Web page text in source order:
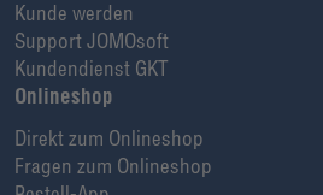
Kunde werden
Support JOMOsoft
Kundendienst GKT
Onlineshop
Direkt zum Onlineshop
Fragen zum Onlineshop